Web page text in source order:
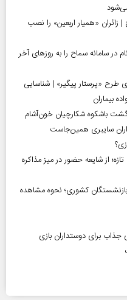
«همیار اربعین» را نصب
بخوانند | ثبت‌نام در سامانه سماح را به روز‌های آخر
طرح «پرستار پیگیر» | شناسایی
سایبری همین‌جاست
از شایعه حضور در میز مذاکره
تومانی بازنشستگان کشوری؛ نحوه مشاهده